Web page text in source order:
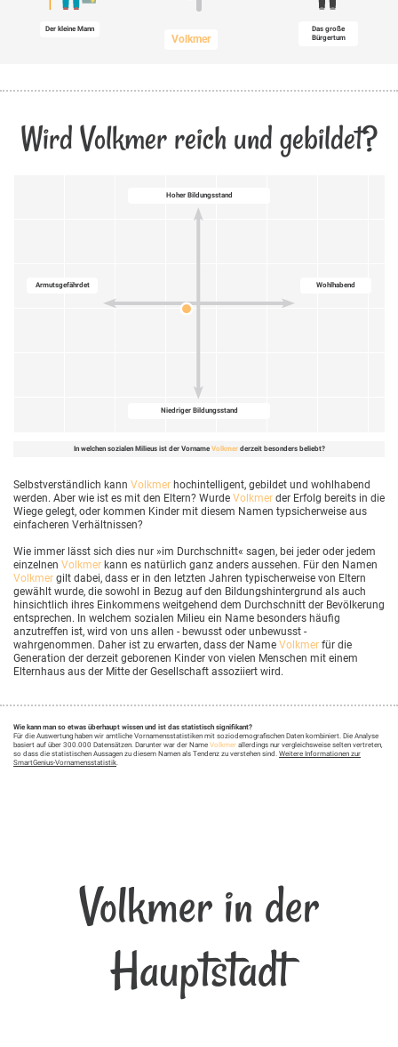
Der kleine Mann
Volkmer
Das große
Bürgertum
Wird Volkmer reich und gebildet?
Hoher Bildungsstand
Wohlhabend
Niedriger Bildungsstand
Armutsgefährdet
In welchen sozialen Milieus ist der Vorname Volkmerderzeit besonders beliebt?
Selbstverständlich kann Volkmer hochintelligent, gebildet und wohlhabend
werden. Aber wie ist es mit den Eltern? Wurde Volkmer der Erfolg bereits in die
Wiege gelegt, oder kommen Kinder mit diesem Namen typsicherweise aus
einfacheren Verhältnissen?
Wie immer lässt sich dies nur »im Durchschnitt« sagen, bei jeder oder jedem
einzelnen Volkmer kann es natürlich ganz anders aussehen. Für den Namen
Volkmer gilt dabei, dass er in den letzten Jahren typischerweise von Eltern
gewählt wurde, die sowohl in Bezug auf den Bildungshintergrund als auch
hinsichtlich ihres Einkommens weitgehend dem Durchschnitt der Bevölkerung
entsprechen. In welchem sozialen Milieu ein Name besonders häufig
anzutreffen ist, wird von uns allen - bewusst oder unbewusst -
wahrgenommen. Daher ist zu erwarten, dass der Name Volkmer für die
Generation der derzeit geborenen Kinder von vielen Menschen mit einem
Elternhaus aus der Mitte der Gesellschaft assoziiert wird.
Wie kann man so etwas überhaupt wissen und ist das statistisch signifikant?
Für die Auswertung haben wir amtliche Vornamensstatistiken mit soziodemografischen Daten kombiniert. Die Analyse
basiert auf über 300.000 Datensätzen. Darunter war der Name Volkmer allerdings nur vergleichsweise selten vertreten,
so dass die statistischen Aussagen zu diesem Namen als Tendenz zu verstehen sind. Weitere Informationen zur
SmartGenius-Vornamensstatistik.
Volkmer in der
Hauptstadt